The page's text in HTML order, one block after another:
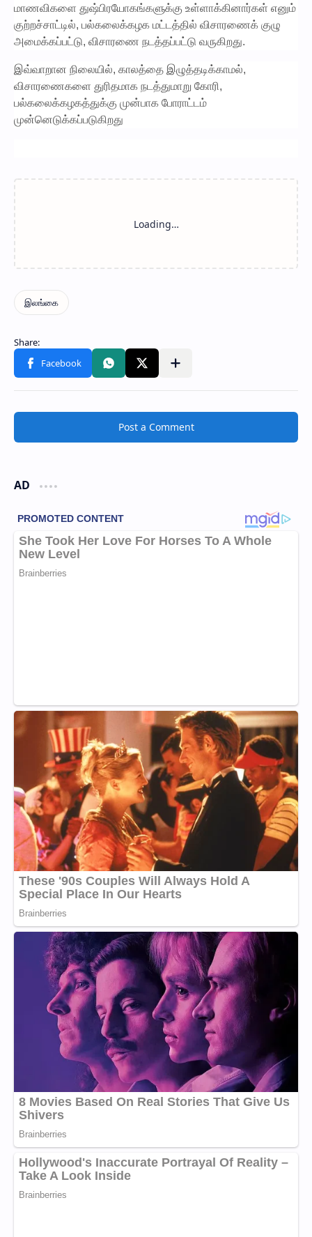
மாணவிகளை துஷ்பிரயோகங்களுக்கு உள்ளாக்கினார்கள் எனும்
குற்றச்சாட்டில், பல்கலைக்கழக மட்டத்தில் விசாரணைக் குழு
அமைக்கப்பட்டு, விசாரணை நடத்தப்பட்டு வருகிறது.
இவ்வாறான நிலையில், காலத்தை இழுத்தடிக்காமல்,
விசாரணைகளை துரிதமாக நடத்துமாறு கோரி,
பல்கலைக்கழகத்துக்கு முன்பாக போராட்டம்
முன்னெடுக்கப்படுகிறது
Post a Comment
AD